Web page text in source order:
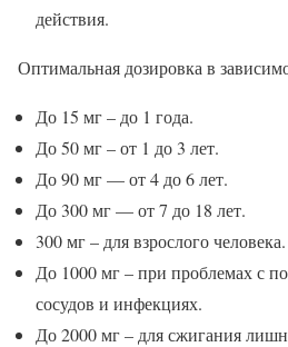
действия.
Оптимальная дозировка в
До 15 мг – до 1 года.
До 50 мг – от 1 до 3 лет.
До 90 мг — от 4 до 6 лет.
До 300 мг — от 7 до 18 лет.
300 мг – для взрослого человека.
До 1000 мг – при проблемах с
сосудов и инфекциях.
До 2000 мг – для сжигания